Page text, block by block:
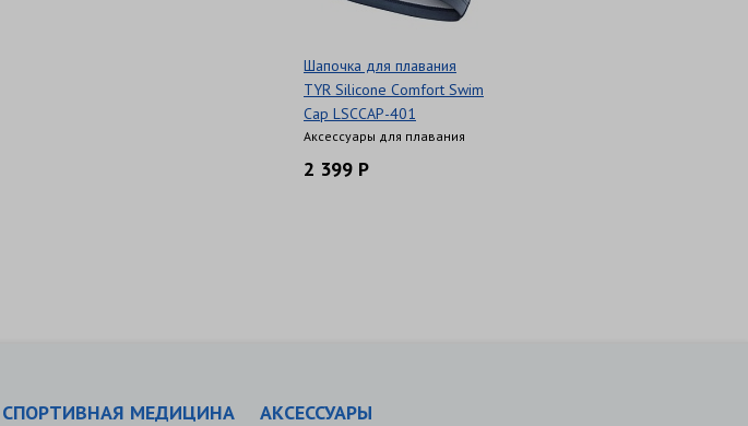
Шапочка для плавания
TYR Silicone Comfort Swim
Cap LSCCAP-401
Аксессуары для плавания
2 399 Р
СПОРТИВНАЯ МЕДИЦИНА АКСЕССУАРЫ